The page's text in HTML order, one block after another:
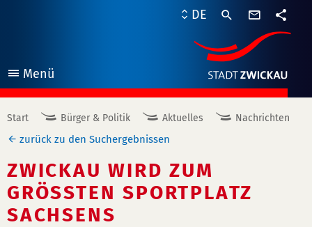
Menü
öffnen
DE
Start Bürger & Politik Aktuelles Nachrichten
zurück zu den Suchergebnissen
ZWICKAU WIRD ZUM
GRÖSSTEN SPORTPLATZ S
ACHSENS